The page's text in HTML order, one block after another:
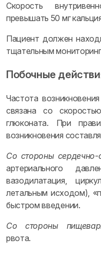
Скорость
превышать 50 мг
Пациент должен
тщательным
Побочные
Частота
связана со
глюконата. При
возникновения
Со стороны сердечно-
артериального
вазодилатация,
летальным исходом),
быстром введении.
Со стороны
рвота.